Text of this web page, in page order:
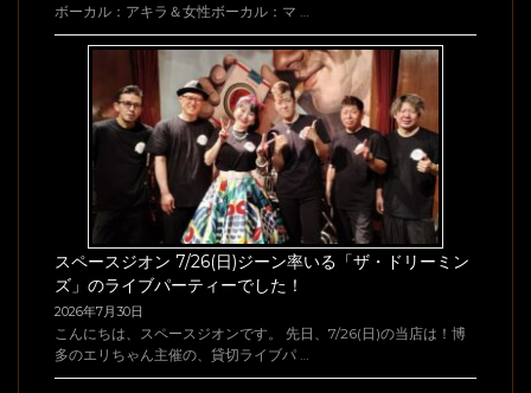
ボーカル：アキラ＆女性ボーカル：マ …
スペースジオン 7/26(日)ジーン率いる「ザ・ドリーミン
ズ」のライブパーティーでした！
2026年7月30日
こんにちは、スペースジオンです。 先日、7/26(日)の当店は！博
多のエリちゃん主催の、貸切ライブパ …